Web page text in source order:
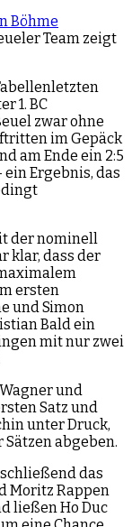
Böhme
1. BC
zwar ohne
im Gepäck
am Ende ein 2:5
Ergebnis, das
der nominell
klar, dass der
ersten
und Simon
Bald ein
mit nur zwei
und
Satz und
unter Druck,
abgeben.
das
Moritz Rappen
ließen Ho Duc